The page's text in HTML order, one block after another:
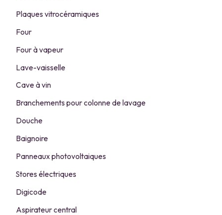
Plaques vitrocéramiques
Four
Four à vapeur
Lave-vaisselle
Cave à vin
Branchements pour colonne de lavage
Douche
Baignoire
Panneaux photovoltaiques
Stores électriques
Digicode
Aspirateur central